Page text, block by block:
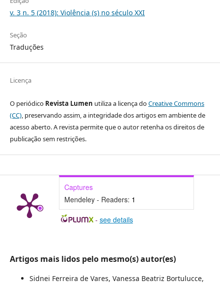
v. 3 n. 5 (2018): Violência (s) no século XXI
Seção
Traduções
Licença
O periódico Revista Lumen utiliza a licença doCreative Commons
(CC), preservando assim, a integridade dos artigos em ambiente de
acesso aberto. A revista permite que o autor retenha os direitos de
publicação sem restrições.
Captures
Mendeley - Readers: 1
- see details
Artigos mais lidos pelo mesmo(s) autor(es)
Sidnei Ferreira de Vares, Vanessa Beatriz Bortulucce,